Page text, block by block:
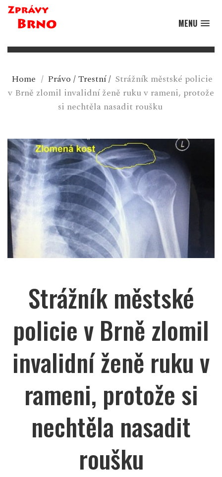
MENU
Home / Právo /Trestní/ Strážník městské policie
v Brně zlomil invalidní ženě ruku v rameni, protože
si nechtěla nasadit roušku
Strážník městské
policie v Brně zlomil
invalidní ženě ruku v
rameni, protože si
nechtěla nasadit
roušku